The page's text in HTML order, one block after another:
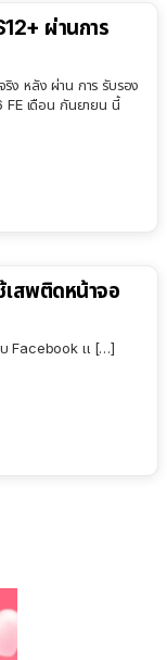
ผ่านการ
ง หลัง ผ่าน การ รับรอง
เดือน กันยายน นี้
เสพติดหน้าจอ
บ Facebook แ […]